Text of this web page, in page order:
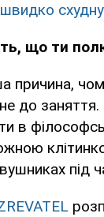
що ти
причина,
до
в
під